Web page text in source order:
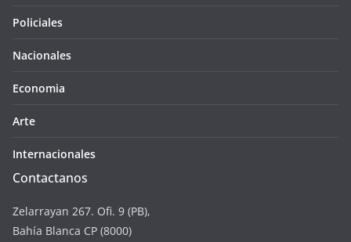
Policiales
Nacionales
Economia
Arte
Internacionales
Contactanos
Zelarrayan 267. Ofi. 9 (PB),
Bahía Blanca CP (8000)